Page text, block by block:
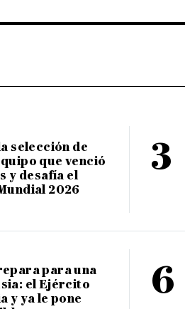
selección de
que venció
y desafía el
2026
para una
el Ejército
y ya le pone